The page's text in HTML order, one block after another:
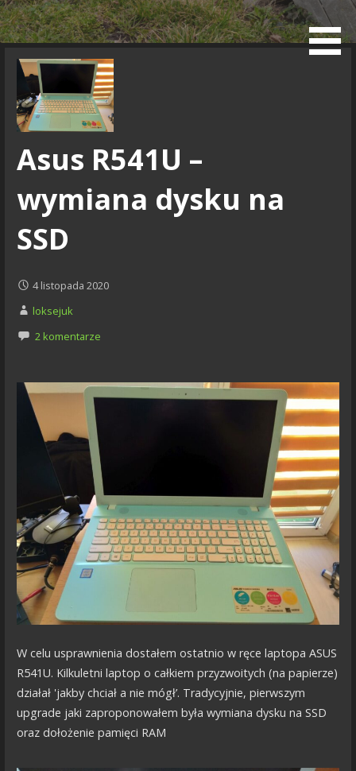
Przejdź
doBlog
Asus R541U –
wymiana dysku na
SSD
4 listopada 2020
loksejuk
2 komentarze
W celu usprawnienia dostałem ostatnio w ręce laptopa ASUS
R541U. Kilkuletni laptop o całkiem przyzwoitych (na papierze)
działał 'jakby chciał a nie mógł’. Tradycyjnie, pierwszym
upgrade jaki zaproponowałem była wymiana dysku na SSD
oraz dołożenie pamięci RAM